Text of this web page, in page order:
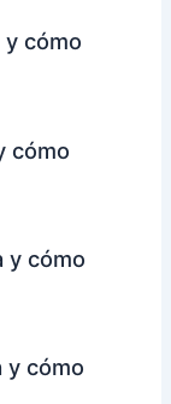
y cómo
cómo
y cómo
y cómo